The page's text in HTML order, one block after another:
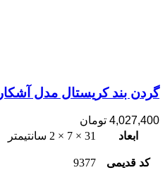
گردن بند کریستال مدل آشکار
4,027,400 تومان
ابعاد
31 × 7 × 2 سانتیمتر
کد قدیمی 9377